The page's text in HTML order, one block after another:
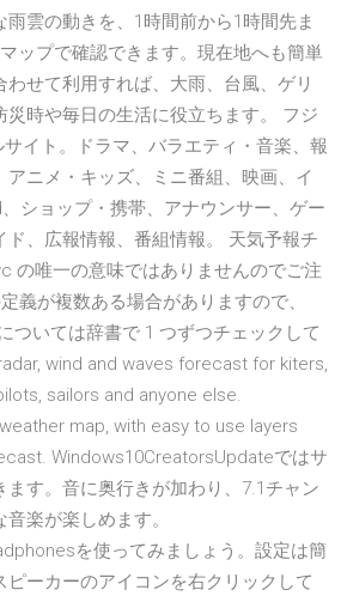
雲の動きを、1時間前から1時間先ま
ップで確認できます。現在地へも簡単
わせて利用すれば、大雨、台風、ゲリ
災時や毎日の生活に役立ちます。 フジ
イト。ドラマ、バラエティ・音楽、報
アニメ・キッズ、ミニ番組、映画、イ
ショップ・携帯、アナウンサー、ゲー
ド、広報情報、番組情報。 天気予報チ
の唯一の意味ではありませんのでご注
義が複数ある場合がありますので、
ついては辞書で 1 つずつチェックして
wind and waves forecast for kiters,
sailors and anyone else.
map, with easy to use layers
Windows10CreatorsUpdateではサ
ます。音に奥行きが加わり、7.1チャン
楽が楽しめます。
を使ってみましょう。設定は簡
ーカーのアイコンを右クリックして